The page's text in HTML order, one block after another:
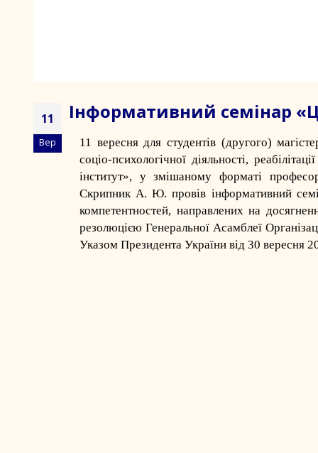
11
Вер
Інформативний семінар
11 вересня для студентів (другого)
соціо-психологічної діяльності,
інститут», у змішаному форматі
Скрипник А. Ю. провів інформативний
компетентностей, направлених на
резолюцією Генеральної Асамблеї
Указом Президента України від 30 вересня